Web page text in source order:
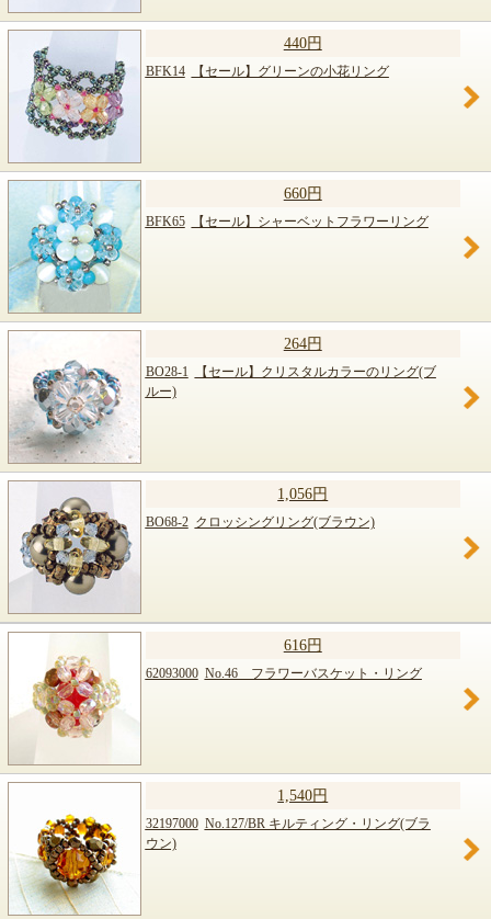
440円
BFK14 【セール】グリーンの小花リング
660円
BFK65 【セール】シャーベットフラワーリング
264円
BO28-1
【セール】クリスタルカラーのリング(ブ
ルー)
1,056円
BO68-2 クロッシングリング(ブラウン)
616円
62093000 No.46 フラワーバスケット・リング
1,540円
32197000 No.127/BR キルティング・リング(ブラ
ウン)